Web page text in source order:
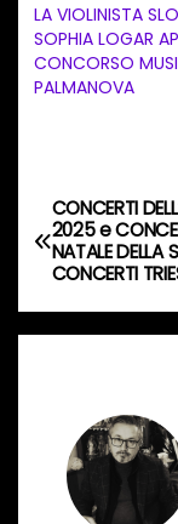
o
i
n
s
o
…
LA VIOLINISTA
SOPHIA LOGAR
CONCORSO
PALMANOVA
N
a
v
CONCERTI
2025 e
NATALE DELLA
CONCERTI